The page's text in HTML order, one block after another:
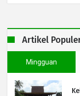
Artikel
Mingguan